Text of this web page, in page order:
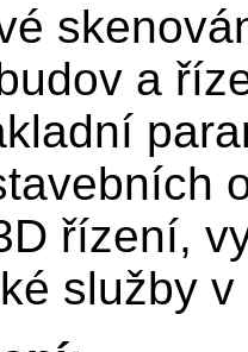
a
řízení,
služby